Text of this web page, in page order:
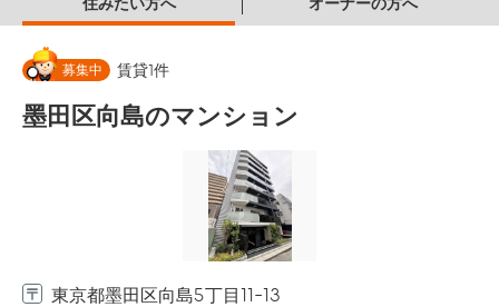
募集中 賃貸1件
墨田区向島のマンション
東京都墨田区向島5丁目11-13